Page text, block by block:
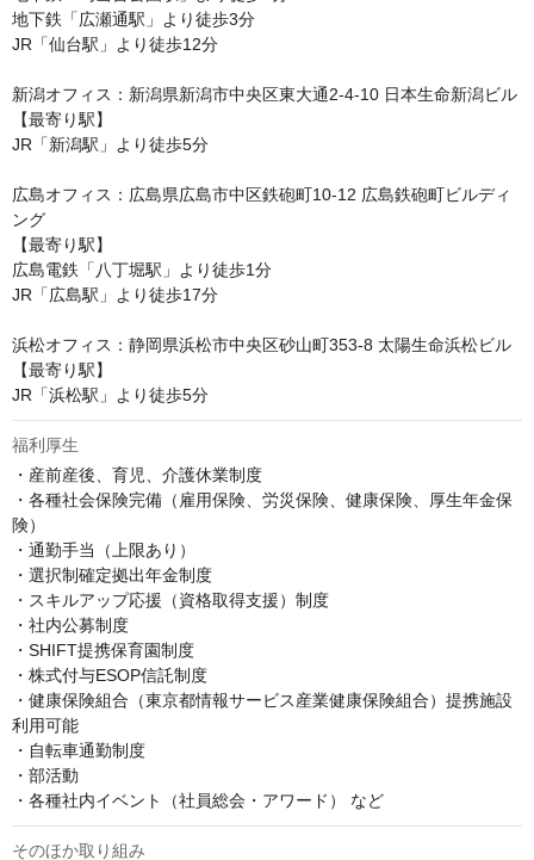
地下鉄「広瀬通駅」より徒歩3分
JR「仙台駅」より徒歩12分
新潟オフィス：新潟県新潟市中央区東大通2-4-10 日本生命新潟ビル
【最寄り駅】
JR「新潟駅」より徒歩5分
広島オフィス：広島県広島市中区鉄砲町10-12 広島鉄砲町ビルディ
ング
【最寄り駅】
広島電鉄「八丁堀駅」より徒歩1分
JR「広島駅」より徒歩17分
浜松オフィス：静岡県浜松市中央区砂山町353-8 太陽生命浜松ビル
【最寄り駅】
JR「浜松駅」より徒歩5分
福利厚生
・産前産後、育児、介護休業制度
・各種社会保険完備（雇用保険、労災保険、健康保険、厚生年金保
険）
・通勤手当（上限あり）
・選択制確定拠出年金制度
・スキルアップ応援（資格取得支援）制度
・社内公募制度
・SHIFT提携保育園制度
・株式付与ESOP信託制度
・健康保険組合（東京都情報サービス産業健康保険組合）提携施設
利用可能
・自転車通勤制度
・部活動
・各種社内イベント（社員総会・アワード） など
そのほか取り組み